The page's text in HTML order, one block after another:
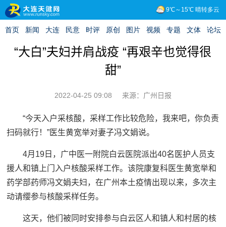
“大白”夫妇并肩战疫 “再艰辛也觉得很
甜”
2022-04-25 09:08 来源：广州日报
“今天入户采核酸，采样工作比较危险，我来吧，你负责
扫码就行！”医生黄宽举对妻子冯文娟说。
4月19日，广中医一附院白云医院派出40名医护人员支
援人和镇上门入户核酸采样工作。该院康复科医生黄宽举和
药学部药师冯文娟夫妇，在广州本土疫情出现以来，多次主
动请缨参与核酸采样任务。
这天，他们被同时安排参与白云区人和镇人和村居的核